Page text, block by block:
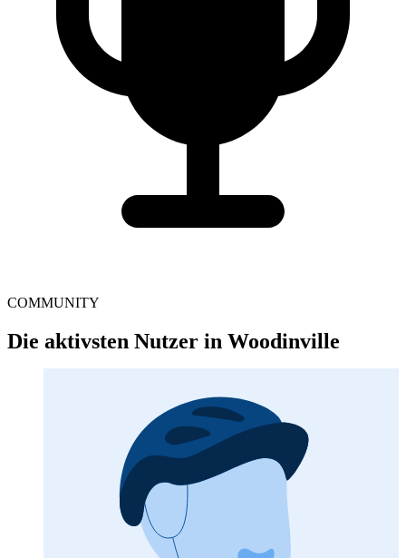
COMMUNITY
Die aktivsten Nutzer in Woodinville